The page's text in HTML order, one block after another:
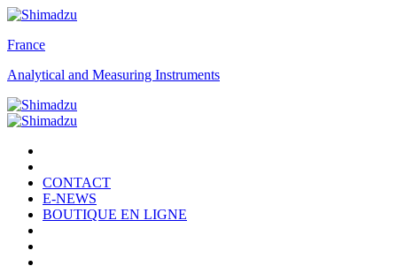
France
Analytical and Measuring Instruments
CONTACT
E-NEWS
BOUTIQUE EN LIGNE